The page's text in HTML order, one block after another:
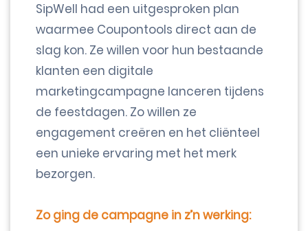
SipWell had een uitgesproken plan
waarmee Coupontools direct aan de
slag kon. Ze willen voor hun bestaande
klanten een digitale
marketingcampagne lanceren tijdens
de feestdagen. Zo willen ze
engagement creëren en het cliënteel
een unieke ervaring met het merk
bezorgen.
Zo ging de campagne in z’n werking: